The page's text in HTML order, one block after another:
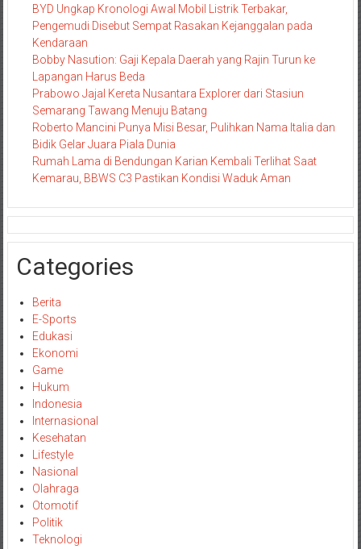
BYD Ungkap Kronologi Awal Mobil Listrik Terbakar,
Pengemudi Disebut Sempat Rasakan Kejanggalan pada
Kendaraan
Bobby Nasution: Gaji Kepala Daerah yang Rajin Turun ke
Lapangan Harus Beda
Prabowo Jajal Kereta Nusantara Explorer dari Stasiun
Semarang Tawang Menuju Batang
Roberto Mancini Punya Misi Besar, Pulihkan Nama Italia dan
Bidik Gelar Juara Piala Dunia
Rumah Lama di Bendungan Karian Kembali Terlihat Saat
Kemarau, BBWS C3 Pastikan Kondisi Waduk Aman
Categories
Berita
E-Sports
Edukasi
Ekonomi
Game
Hukum
Indonesia
Internasional
Kesehatan
Lifestyle
Nasional
Olahraga
Otomotif
Politik
Teknologi